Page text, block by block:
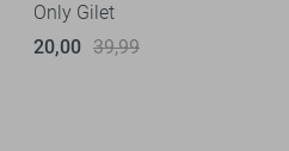
Only Gilet
20,00 39,99